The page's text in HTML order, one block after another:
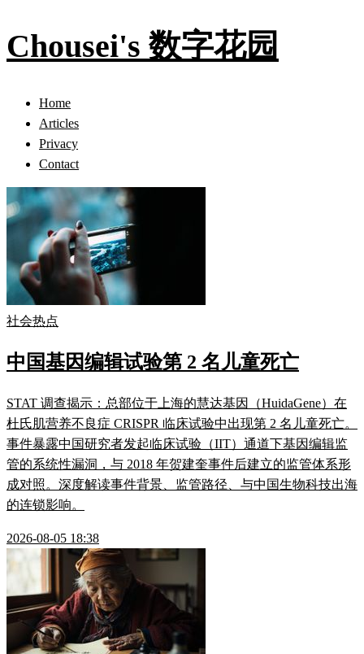
Chousei's 数字花园
Home
Articles
Privacy
Contact
社会热点
中国基因编辑试验第 2 名儿童死亡
STAT 调查揭示：总部位于上海的慧达基因（HuidaGene）在
杜氏肌营养不良症 CRISPR 临床试验中出现第 2 名儿童死亡。
事件暴露中国研究者发起临床试验（IIT）通道下基因编辑监
管的系统性漏洞，与 2018 年贺建奎事件后建立的监管体系形
成对照。深度解读事件背景、监管路径、与中国生物科技出海
的连锁影响。
2026-08-05 18:38